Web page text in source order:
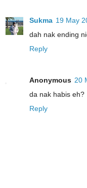
Sukma 19 May
dah nak ending
Reply
Anonymous 20
da nak habis eh?
Reply